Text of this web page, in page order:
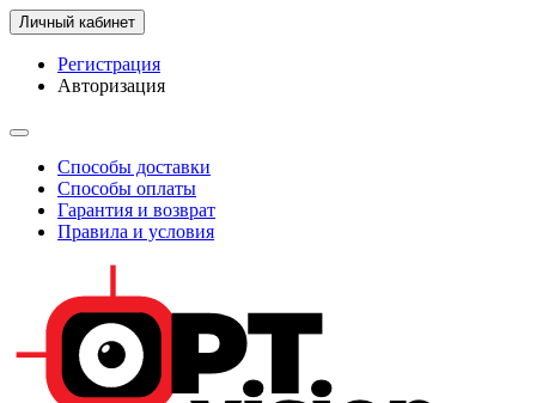
Личный кабинет
Регистрация
Авторизация
Способы доставки
Способы оплаты
Гарантия и возврат
Правила и условия